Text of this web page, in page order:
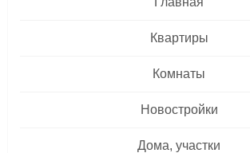
Квартиры
Комнаты
Новостройки
Дома, участки